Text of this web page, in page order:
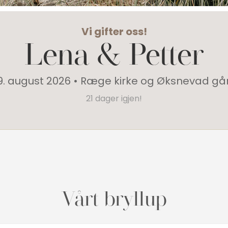
Vi gifter oss!
Lena & Petter
august 2026 • Ræge kirke og Øksnevad
21 dager igjen!
Vårt bryllup